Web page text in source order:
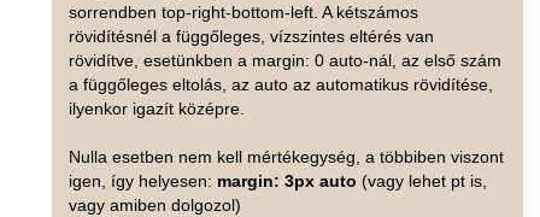
sorrendben top-right-bottom-left. A kétszámos
rövidítésnél a függőleges, vízszintes eltérés van
rövidítve, esetünkben a margin: 0 auto-nál, az első szám
a függőleges eltolás, az auto az automatikus rövidítése,
ilyenkor igazít középre.
Nulla esetben nem kell mértékegység, a többiben viszont
igen, így helyesen: margin: 3px auto (vagy lehet pt is,
vagy amiben dolgozol)